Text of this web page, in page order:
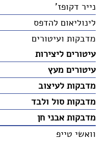
נייר דקופז'
לינוליאום להדפס
מדבקות ועיטורים
עיטורים ליצירות
עיטורים מעץ
מדבקות לעיצוב
מדבקות סול ולבד
מדבקות אבני חן
וואשי טייפ